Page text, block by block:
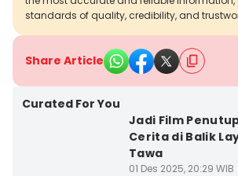
standards of quality, credibility, and
Share Article
Curated For You
Jadi Film
Cerita di Balik
Tawa
01 Des 2025, 20:29 WIB